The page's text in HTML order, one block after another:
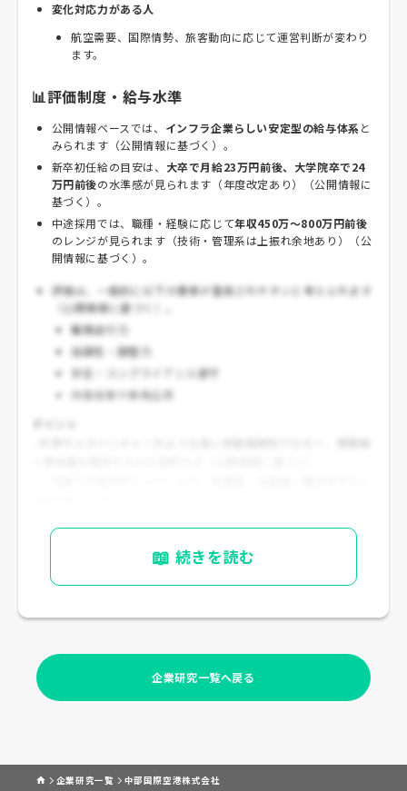
変化対応力がある人
航空需要、国際情勢、旅客動向に応じて運営判断が変わり
ます。
📊評価制度・給与水準
公開情報ベースでは、 インフラ企業らしい安定型の給与体系と
みられます（公開情報に基づく）。
新卒初任給の目安は、 大卒で月給23万円前後、大学院卒で24
万円前後の水準感が見られます（年度改定あり）（公開情報に
基づく）。
中途採用では、職種・経験に応じて年収450万～800万円前後
のレンジが見られます（技術・管理系は上振れ余地あり）（公
開情報に基づく）。
評価は、一般的に以下の要素が重視されやすいと考えられます
（公開情報に基づく）。
職務遂行力
協調性・調整力
安全・コンプライアンス遵守
改善提案や業務品質
📖 続きを読む
企業研究一覧へ戻る
企業研究一覧 中部国際空港株式会社